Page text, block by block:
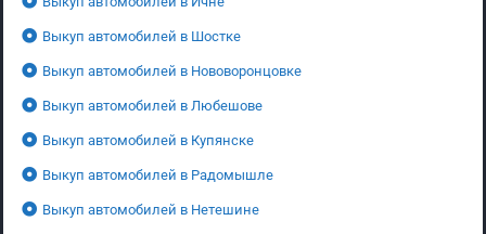
Выкуп автомобилей в Шостке
Выкуп автомобилей в Нововоронцовке
Выкуп автомобилей в Любешове
Выкуп автомобилей в Купянске
Выкуп автомобилей в Радомышле
Выкуп автомобилей в Нетешине